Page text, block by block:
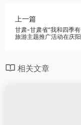
上一篇
甘肃-甘肃省“我和四季有
旅游主题推广活动在庆
相关文章